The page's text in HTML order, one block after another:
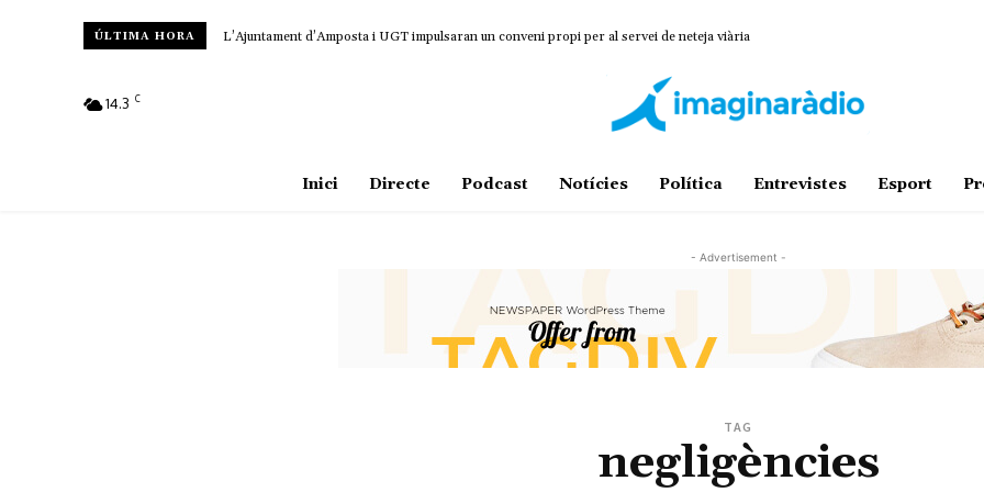
ÚLTIMA HORA L’Ajuntament d’Amposta i UGT impulsaran un conveni propi per al servei de neteja viària
14.3 C
Inici Directe Podcast Notícies Política Entrevistes Esport
- Advertisement -
TAG
negligències